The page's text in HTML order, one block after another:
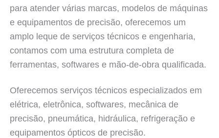
para atender várias marcas, modelos de máquinas
e equipamentos de precisão, oferecemos um
amplo leque de serviços técnicos e engenharia,
contamos com uma estrutura completa de
ferramentas, softwares e mão-de-obra qualificada.
Oferecemos serviços técnicos especializados em
elétrica, eletrônica, softwares, mecânica de
precisão, pneumática, hidráulica, refrigeração e
equipamentos ópticos de precisão.